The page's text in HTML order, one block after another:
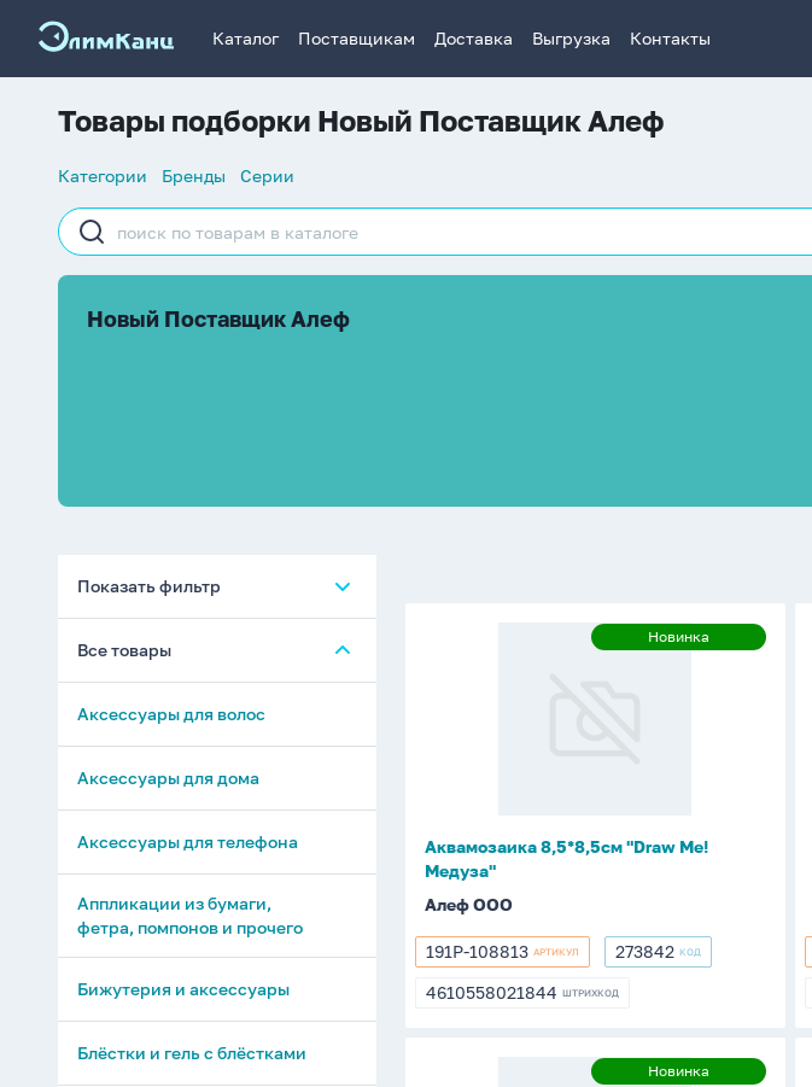
Каталог Поставщикам Доставка Выгрузка Контакты
Товары подборки Новый Поставщик Алеф
Список
Категории Бренды Серии
Строка
поиска
Новый Поставщик Алеф
Показать фильтр
Все товары
Аксессуары для волос
Аксессуары для дома
Аксессуары для телефона
Аппликации из бумаги,
фетра, помпонов и прочего
Бижутерия и аксессуары
Блёстки и гель с блёстками
Новинка
Новинка
Аквамозаика 8,5*8,5см "Draw Me!
Медуза"
Алеф ООО
191P-
108813
191P-108813 АРТИКУЛ 273842
273842 КОД
4610558021844
4610558021844 ШТРИХКОД
Новинка
Новинка